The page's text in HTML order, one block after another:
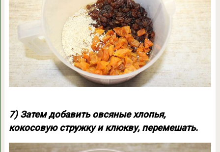
7) Затем добавить овсяные хлопья,
кокосовую стружку и клюкву, перемешать.